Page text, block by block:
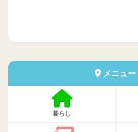
メニュー
暮らし